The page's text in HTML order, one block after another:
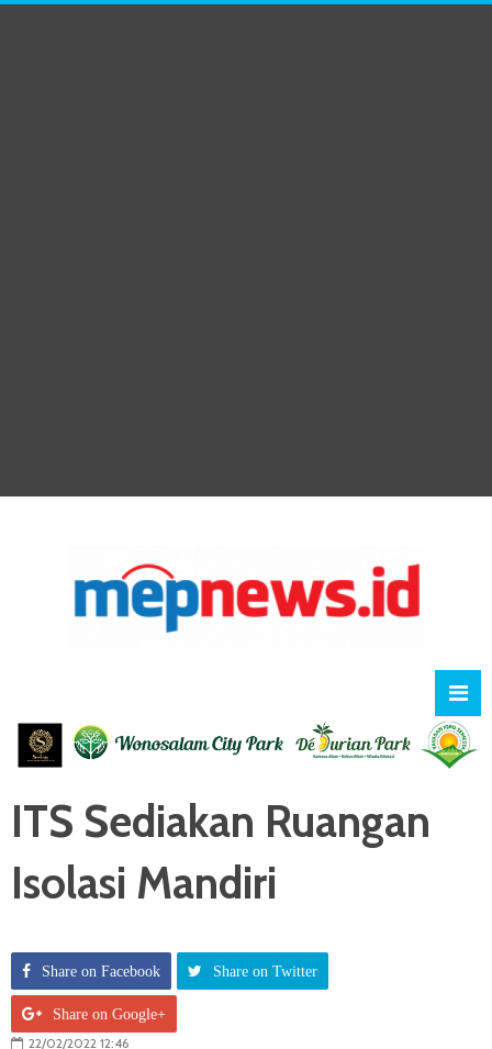
ITS Sediakan Ruangan
Isolasi Mandiri
Share on Facebook Share on Twitter
Share on Google+
22/02/2022 12:46